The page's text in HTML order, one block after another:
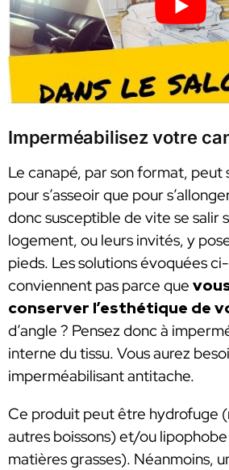
Imperméabilisez votre
Le canapé, par son format, peut
pour s’asseoir que pour
donc susceptible de vite se salir
logement, ou leurs invités, y
pieds. Les solutions évoquées
conviennent pas parce que
conserver l’esthétique de
d’angle ? Pensez donc à
interne du tissu. Vous aurez
imperméabilisant antitache.
Ce produit peut être hydrofuge
autres boissons) et/ou
matières grasses). Néanmoins,